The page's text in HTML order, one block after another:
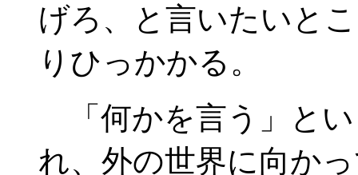
げろ、と言いたいと
りひっかかる。
「何かを言う」と
れ、外の世界に向か